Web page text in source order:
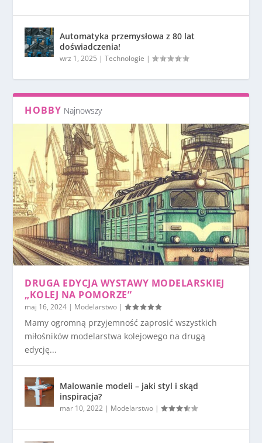
Automatyka przemysłowa z 80 lat
doświadczenia!
wrz 1, 2025 |Technologie |
HOBBY Najnowszy
DRUGA EDYCJA WYSTAWY MODELARSKIEJ
„KOLEJ NA POMORZE”
maj 16, 2024 | Modelarstwo |
Mamy ogromną przyjemność zaprosić wszystkich
miłośników modelarstwa kolejowego na drugą
edycję...
Malowanie modeli – jaki styl i skąd
inspiracja?
mar 10, 2022 | Modelarstwo |